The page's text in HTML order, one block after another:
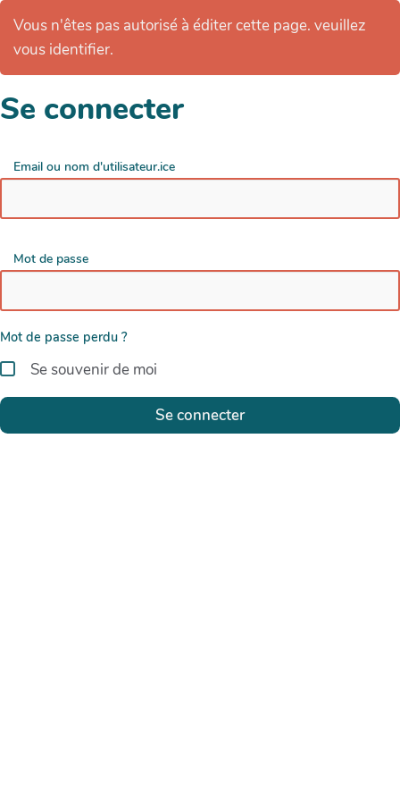
Vous n'êtes pas autorisé à éditer cette page. veuillez
vous identifier.
Se connecter
Email ou nom d'utilisateur.ice
Mot de passe
Mot de passe perdu ?
Se souvenir de moi
Se connecter